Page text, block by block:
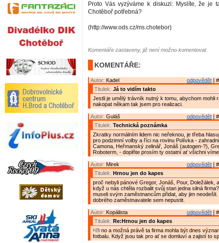
Proto Vás vyzýváme k diskuzi: Myslíte, že je
Chotěboř potřebná?
(http://www.ods.cz/ms.chotebor)
Komentáře zastaveny, již není možno komentovat.
KOMENTÁŘE:
odpovědět |
Autor: Kadel
Titulek: Já to vidím takto
Jestli je umělý trávník nutný k tomu, abychom mohli
nakopat někam tak jsem pro realizaci.
odpovědět |
Autor: Guláš
Titulek: Technická poznámka
Zkratky normálním lidem nic neřeknou, je třeba
pro podzimní volby a říci na rovinu Polívka -
Camona, Heřmanský zelinář, Jonáš (autogen-?),
Roboterm, - doplňte prosím ty ostatní ať všichni
odpovědět |
Autor: Mirek
Titulek: Hrnou jen do kapes
proč nebyli pánové Gregor, Jonáš, Pour, Doležálek,
když u nás chtěla rozbalit svůj stan jedna silná
museli svým zaměstnancům přidat, aby jim neodešli.
dobrého zaměstnavatele sem nepustit.
odpovědět |
Autor: Kopálista
Titulek: Re:Hrnou jen do kapes
no a možná právě ta firma mohla být dnes
fotbalu. Když jsou tak pro ať se domluví a zajistí to